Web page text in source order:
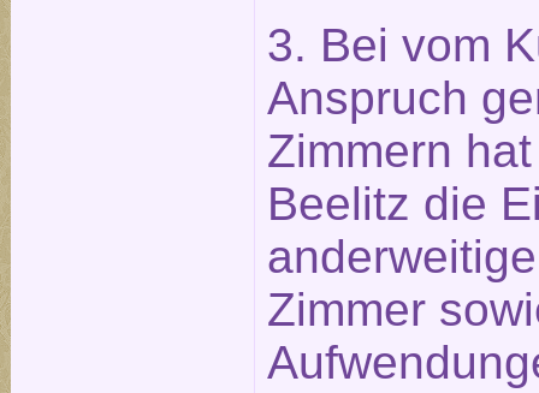
3. Bei vom
Anspruch
Zimmern
Beelitz die
Zimmer